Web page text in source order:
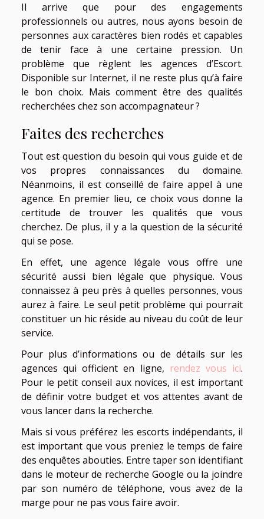
Il arrive que pour des engagements
professionnels ou autres, nous ayons besoin de
personnes aux caractères bien rodés et capables
de tenir face à une certaine pression. Un
problème que règlent les agences d’Escort.
Disponible sur Internet, il ne reste plus qu’à faire
le bon choix. Mais comment être des qualités
recherchées chez son accompagnateur ?
Faites des recherches
Tout est question du besoin qui vous guide et de
vos propres connaissances du domaine.
Néanmoins, il est conseillé de faire appel à une
agence. En premier lieu, ce choix vous donne la
certitude de trouver les qualités que vous
cherchez. De plus, il y a la question de la sécurité
qui se pose.
En effet, une agence légale vous offre une
sécurité aussi bien légale que physique. Vous
connaissez à peu près à quelles personnes, vous
aurez à faire. Le seul petit problème qui pourrait
constituer un hic réside au niveau du coût de leur
service.
Pour plus d’informations ou de détails sur les
agences qui officient en ligne, rendez vous ici.
Pour le petit conseil aux novices, il est important
de définir votre budget et vos attentes avant de
vous lancer dans la recherche.
Mais si vous préférez les escorts indépendants, il
est important que vous preniez le temps de faire
des enquêtes abouties. Entre taper son identifiant
dans le moteur de recherche Google ou la joindre
par son numéro de téléphone, vous avez de la
marge pour ne pas vous faire avoir.